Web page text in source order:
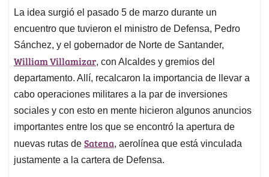
La idea surgió el pasado 5 de marzo durante un
encuentro que tuvieron el ministro de Defensa, Pedro
Sánchez, y el gobernador de Norte de Santander,
William Villamizar, con Alcaldes y gremios del
departamento. Allí, recalcaron la importancia de llevar a
cabo operaciones militares a la par de inversiones
sociales y con esto en mente hicieron algunos anuncios
importantes entre los que se encontró la apertura de
nuevas rutas de Satena, aerolínea que está vinculada
justamente a la cartera de Defensa.